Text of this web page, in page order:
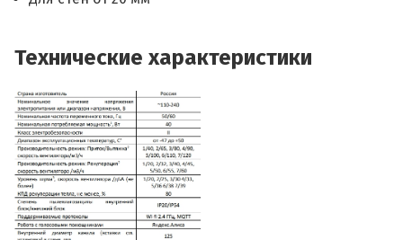
Технические характеристики